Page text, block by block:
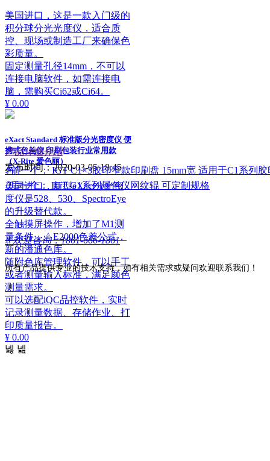
美国进口，这是一款入门级的
积分球分光光度仪，适合质
控、现场或制造工厂来确保色
彩质量。
固定测量孔径14mm，不可以
连接电脑软件，如需连接电
脑，需购买Ci62或Ci64。
¥ 0.00
eXact Standard 标准版分光密度仪 便
携式色差仪 印刷包装行业常用款
（X-Rite 爱色丽）
美国进口，新型eXact分光密
度仪是528、530、SpectroEye
的升级替代款。
全触摸屏操作，增加了M1测
量条件，△E2000色差公式，
新的潘通色库。
随附色库管理软件，可以手工
或者测量输入标准，满足颜色
测量需求。
可以选配iQC品控软件，实时
记录测量数据、存储作业、打
印质量报告。
¥ 0.00
넳 넲
产品详细介绍
发布时间：2020-03-05 18:45
ꄴ前一个： IGT C1×3胶印窄款印刷盘 15mm宽 适用于C1系列
ꄲ后一个： IGT G1系列展色仪网纹辊 可定制规格
ꁱ 欢迎咨询：1861-666-1861
所有产品提供专业的技术支持，如有相关需求或疑问欢迎联系我们！